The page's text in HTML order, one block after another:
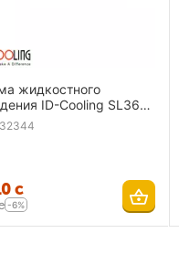
жидкостного
ID-Cooling SL360
32344
с
-6%